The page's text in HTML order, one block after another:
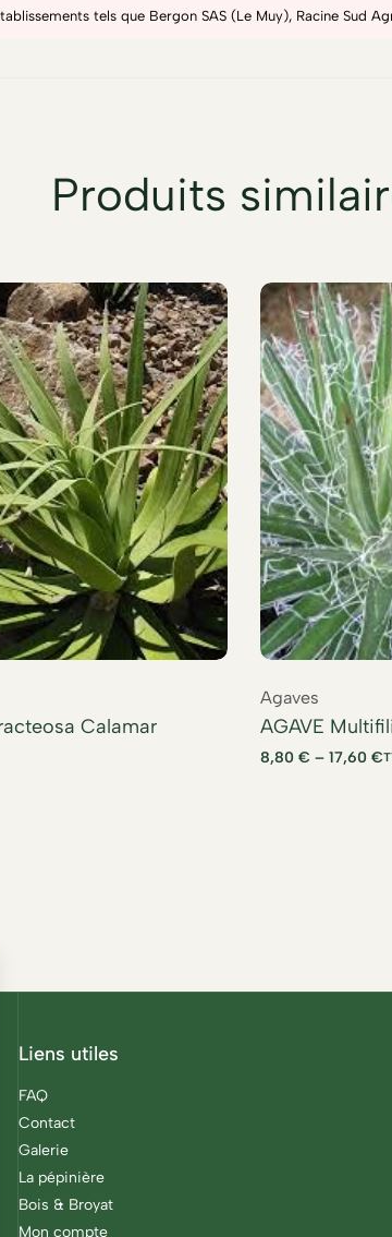
tels que Bergon SAS (Le Muy), Racine Sud
Produits
Calamar
Agaves
AGAVE
8,80 € – 17,60 €
Liens utiles
FAQ
Contact
Galerie
La pépinière
Bois & Broyat
Mon compte